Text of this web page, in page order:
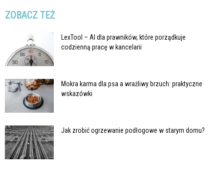
ZOBACZ TEŻ
LexTool – AI dla prawników, które porządkuje
codzienną pracę w kancelarii
Mokra karma dla psa a wrażliwy brzuch: praktyczne
wskazówki
Jak zrobić ogrzewanie podłogowe w starym domu?